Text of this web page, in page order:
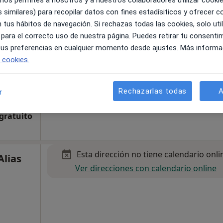
Esta dirección no tiene calendario
Ver direcciones con calendario online
similares) para recopilar datos con fines estadísiticos y ofrecer
tus hábitos de navegación. Si rechazas todas las cookies, solo
el correcto uso de nuestra página. Puedes retirar tu
preferencias en cualquier momento desde ajustes. Más
Rechazarlas todas